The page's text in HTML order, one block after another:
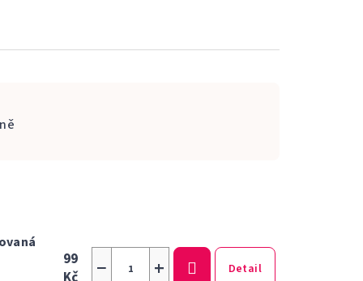
99
+
− Detail